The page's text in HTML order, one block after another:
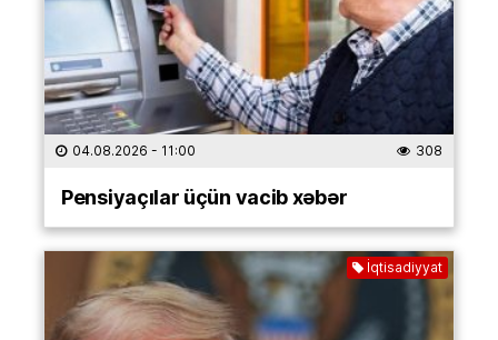
04.08.2026 - 11:00 308
Pensiyaçılar üçün vacib xəbər
İqtisadiyyat